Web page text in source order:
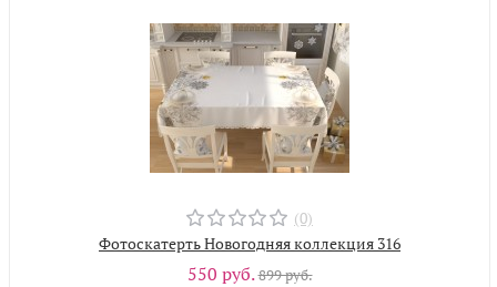
(0)
Фотоскатерть Новогодняя коллекция 316
550 руб.899 руб.